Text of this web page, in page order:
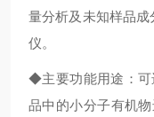
量分析及未知样品
仪。
◆主要功能用途：可
品中的小分子有机